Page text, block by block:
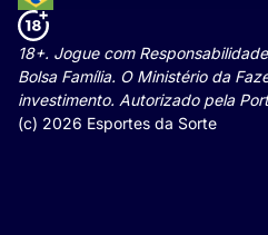
18+. Jogue com
Bolsa Família. O Ministério da
investimento. Autorizado pela
(c) 2026 Esportes da Sorte